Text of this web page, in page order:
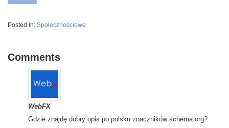
Posted In: Społecznościowe
Comments
WebFX
Gdzie znajdę dobry opis po polsku znaczników schema.org?